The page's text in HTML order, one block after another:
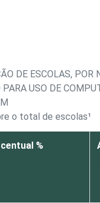
DE ESCOLAS, POR
USO DE
o total de escolas¹
%